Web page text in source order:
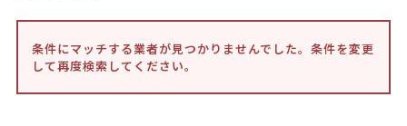
条件にマッチする業者が見つかりませんでした。条件を変更
して再度検索してください。